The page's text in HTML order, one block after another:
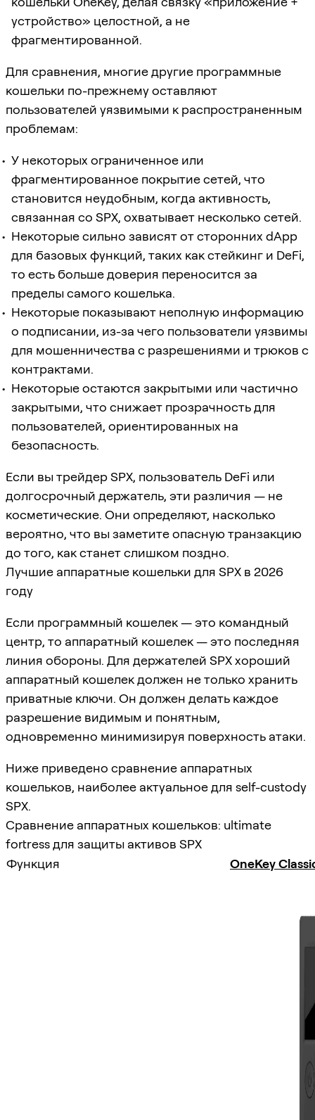
устройство» целостной, а не
фрагментированной.
Для сравнения, многие другие программные
кошельки по-прежнему оставляют
пользователей уязвимыми к распространенным
проблемам:
У некоторых ограниченное или
фрагментированное покрытие сетей, что
становится неудобным, когда активность,
связанная со SPX, охватывает несколько сетей.
Некоторые сильно зависят от сторонних dApp
для базовых функций, таких как стейкинг и DeFi,
то есть больше доверия переносится за
пределы самого кошелька.
Некоторые показывают неполную информацию
о подписании, из-за чего пользователи уязвимы
для мошенничества с разрешениями и трюков с
контрактами.
Некоторые остаются закрытыми или частично
закрытыми, что снижает прозрачность для
пользователей, ориентированных на
безопасность.
Если вы трейдер SPX, пользователь DeFi или
долгосрочный держатель, эти различия — не
косметические. Они определяют, насколько
вероятно, что вы заметите опасную транзакцию
до того, как станет слишком поздно.
Лучшие аппаратные кошельки для SPX в 2026
году
Если программный кошелек — это командный
центр, то аппаратный кошелек — это последняя
линия обороны. Для держателей SPX хороший
аппаратный кошелек должен не только хранить
приватные ключи. Он должен делать каждое
разрешение видимым и понятным,
одновременно минимизируя поверхность атаки.
Ниже приведено сравнение аппаратных
кошельков, наиболее актуальное для self-custody
SPX.
Сравнение аппаратных кошельков: ultimate
fortress для защиты активов SPX
Функция
OneKey